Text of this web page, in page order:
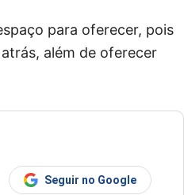
para oferecer, pois
além de oferecer
Seguir no Google